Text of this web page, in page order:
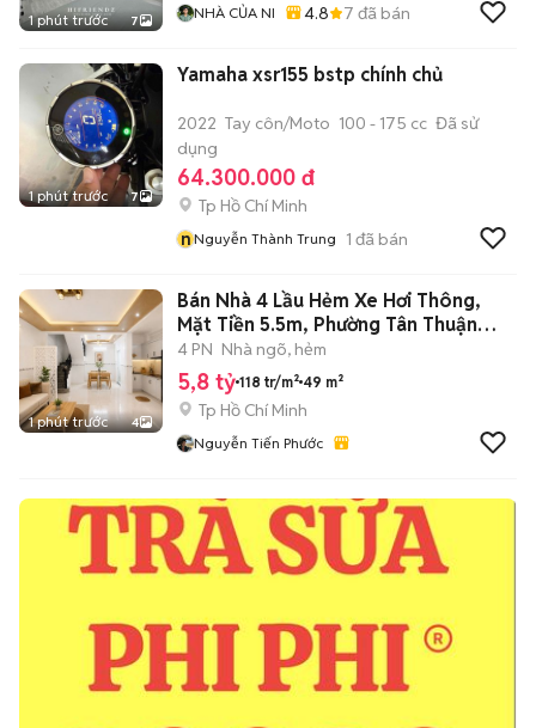
1 phút trước 7 NHÀ CỦA NI 4.8 7 đã bán
1 phút trước 7
Yamaha xsr155 bstp chính chủ
2022 Tay côn/Moto 100 - 175 cc Đã sử
dụng
64.300.000 đ
Tp Hồ Chí Minh
nNguyễn Thành Trung 1 đã bán
1 phút trước 4
Bán Nhà 4 Lầu Hẻm Xe Hơi Thông,
Mặt Tiền 5.5m, Phường Tân Thuận
Quận 7
4 PN Nhà ngõ, hẻm
5,8 tỷ 118 tr/m² 49 m²
Tp Hồ Chí Minh
Nguyễn Tiến Phước